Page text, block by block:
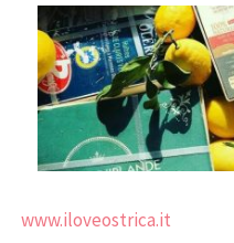
www.iloveostrica.it